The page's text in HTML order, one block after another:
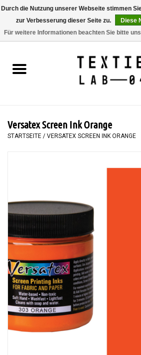
BÜCHER
MALEN
SPECIALS
WERKZEUGE
Versatex Screen Ink Orange
STARTSEITE / VERSATEX SCREEN INK ORANGE
Durch die Nutzung unserer Webseite stimmen
zur Verbesserung dieser Seite zu.
Diese
Für weitere Informationen beachten Sie bitte